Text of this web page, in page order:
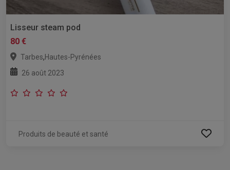
Lisseur steam pod
80 €
Tarbes,Hautes-Pyrénées
26 août 2023
Produits de beauté et santé